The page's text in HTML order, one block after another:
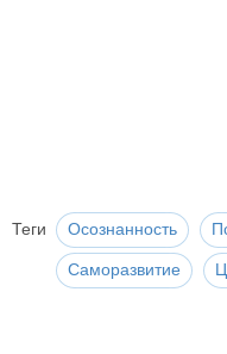
Теги Осознанность
Саморазвитие